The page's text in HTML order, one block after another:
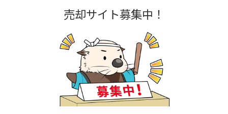
売却サイト募集中！